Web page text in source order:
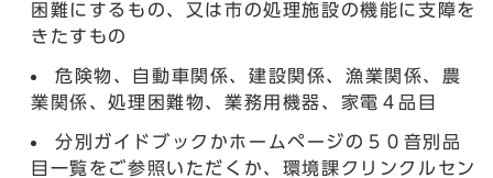
困難にするもの、又は市の処理施設の機能に支障を
きたすもの
危険物、自動車関係、建設関係、漁業関係、農
業関係、処理困難物、業務用機器、家電４品目
分別ガイドブックかホームページの５０音別品
目一覧をご参照いただくか、環境課クリンクルセン